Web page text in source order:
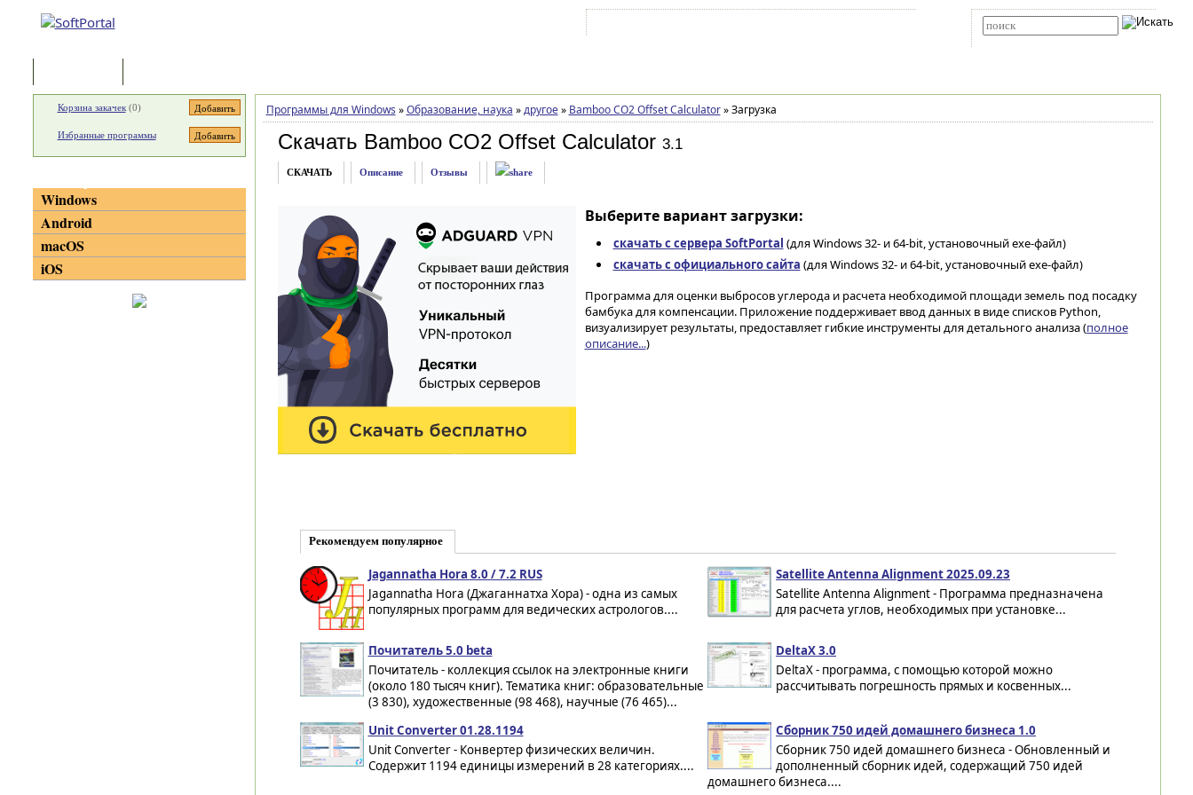
Программы для Windows » Образование, наука » другое » Bamboo CO2 Offset Calculator »Загрузка
Скачать Bamboo CO2 Offset Calculator 3.1
СКАЧАТЬ Описание Отзывы
Выберите вариант загрузки:
скачать с сервера SoftPortal (для Windows 32- и 64-bit, установочный exe-файл)
скачать с официального сайта (для Windows 32- и 64-bit, установочный exe-файл)
Программа для оценки выбросов углерода и расчета необходимой площади земель под посадку
бамбука для компенсации. Приложение поддерживает ввод данных в виде списков Python,
визуализирует результаты, предоставляет гибкие инструменты для детального анализа (полное
описание...)
Рекомендуем популярное
Jagannatha Hora 8.0 / 7.2 RUS
Jagannatha Hora (Джаганнатха Хора) - одна из самых
популярных программ для ведических астрологов....
Satellite Antenna Alignment 2025.09.23
Satellite Antenna Alignment - Программа предназначена
для расчета углов, необходимых при установке...
Почитатель 5.0 beta
Почитатель - коллекция ссылок на электронные книги
(около 180 тысяч книг). Тематика книг: образовательные
(3 830), художественные (98 468), научные (76 465)...
DeltaX 3.0
DeltaX - программа, с помощью которой можно
рассчитывать погрешность прямых и косвенных...
Unit Converter 01.28.1194
Unit Converter - Конвертер физических величин.
Cодержит 1194 единицы измерений в 28 категориях....
Сборник 750 идей домашнего бизнеса 1.0
Сборник 750 идей домашнего бизнеса - Обновленный и
дополненный сборник идей, содержащий 750 идей
домашнего бизнеса....
Корзина закачек(0)
Избранные программы
Windows
Android
macOS
iOS